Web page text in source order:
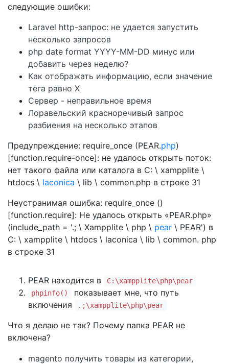
следующие ошибки:
Laravel http-запрос: не удается запустить
несколько запросов
php date format YYYY-MM-DD минус или
добавить через неделю?
Как отображать информацию, если значение
тега равно X
Сервер - неправильное время
Лоравельский красноречивый запрос
разбиения на несколько этапов
Предупреждение: require_once (PEAR.php)
[function.require-once]: не удалось открыть поток:
нет такого файла или каталога в C: \ xampplite \
htdocs \ laconica \ lib \ common.php в строке 31
Неустранимая ошибка: require_once ()
[function.require]: Не удалось открыть «PEAR.php»
(include_path = '.; \ Xampplite \ php \ pear \ PEAR') в
C: \ xampplite \ htdocs \ laconica \ lib \ common. php
в строке 31
PEAR находится в
C:\xampplite\php\pear
phpinfo()
показывает мне, что путь
включения
.;\xampplite\php\pear
Что я делаю не так? Почему папка PEAR не
включена?
magento получить товары из категории,